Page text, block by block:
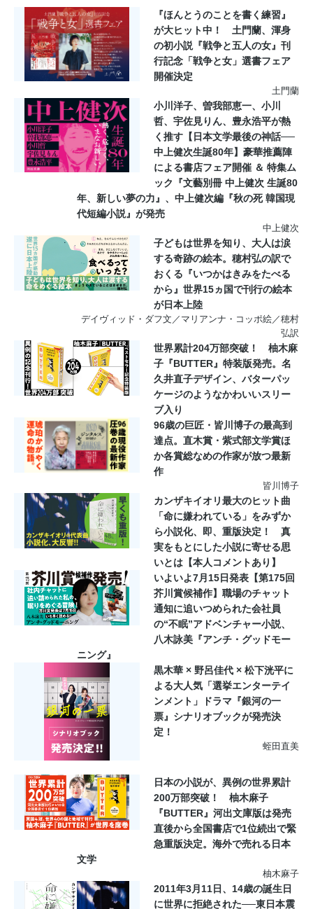
『ほんとうのことを書く練習』
が大ヒット中！ 土門蘭、渾身
の初小説『戦争と五人の女』刊
行記念「戦争と女」選書フェア
開催決定
土門蘭
小川洋子、曽我部恵一、小川
哲、宇佐見りん、豊永浩平が熱
く推す【日本文学最後の神話──
中上健次生誕80年】豪華推薦陣
による書店フェア開催 ＆ 特集ム
ック『文藝別冊 中上健次 生誕80
年、新しい夢の力』、中上健次編『秋の死 韓国現
代短編小説』が発売
中上健次
子どもは世界を知り、大人は涙
する奇跡の絵本。穂村弘の訳で
おくる『いつかはきみをたべる
から』世界15ヵ国で刊行の絵本
が日本上陸
デイヴィッド・ダフ文／マリアンナ・コッポ絵／穂村
弘訳
世界累計204万部突破！ 柚木麻
子『BUTTER』特装版発売。名
久井直子デザイン、バターパッ
ケージのようなかわいいスリー
ブ入り
96歳の巨匠・皆川博子の最高到
達点。直木賞・紫式部文学賞ほ
か各賞総なめの作家が放つ最新
作
皆川博子
カンザキイオリ最大のヒット曲
「命に嫌われている」をみずか
ら小説化、即、重版決定！ 真
実をもとにした小説に寄せる思
いとは【本人コメントあり】
いよいよ7月15日発表【第175回
芥川賞候補作】職場のチャット
通知に追いつめられた会社員
の“不眠”アドベンチャー小説、
八木詠美『アンチ・グッドモー
ニング』
黒木華 × 野呂佳代 × 松下洸平に
よる大人気「選挙エンターテイ
ンメント」ドラマ『銀河の一
票』シナリオブックが発売決
定！
蛭田直美
日本の小説が、異例の世界累計
200万部突破！ 柚木麻子
『BUTTER』河出文庫版は発売
直後から全国書店で1位続出で緊
急重版決定。海外で売れる日本
文学
柚木麻子
2011年3月11日、14歳の誕生日
に世界に拒絶された──東日本震